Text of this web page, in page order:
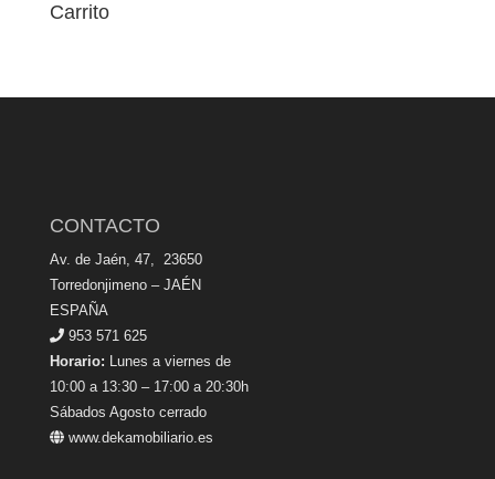
Carrito
CONTACTO
Av. de Jaén, 47, 23650
Torredonjimeno – JAÉN
ESPAÑA
953 571 625
Horario: Lunes a viernes de
10:00 a 13:30 – 17:00 a 20:30h
Sábados Agosto cerrado
www.dekamobiliario.es